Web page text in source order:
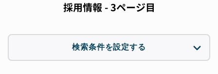
採用情報 - 3ページ目
検索条件を設定する